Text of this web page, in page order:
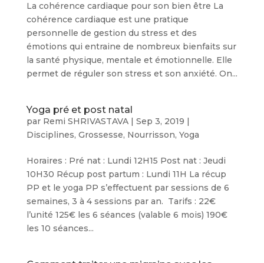
La cohérence cardiaque pour son bien être La
cohérence cardiaque est une pratique
personnelle de gestion du stress et des
émotions qui entraine de nombreux bienfaits sur
la santé physique, mentale et émotionnelle. Elle
permet de réguler son stress et son anxiété. On...
Yoga pré et post natal
par Remi SHRIVASTAVA| Sep 3, 2019 |
Disciplines, Grossesse, Nourrisson, Yoga
Horaires : Pré nat : Lundi 12H15 Post nat : Jeudi
10H30 Récup post partum : Lundi 11H La récup
PP et le yoga PP s’effectuent par sessions de 6
semaines, 3 à 4 sessions par an. Tarifs : 22€
l’unité 125€ les 6 séances (valable 6 mois) 190€
les 10 séances...